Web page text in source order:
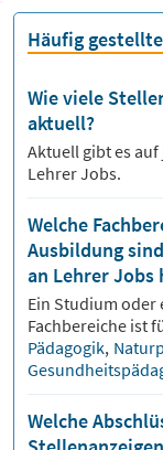
Häufig
Wie viele
aktuell?
Aktuell gibt es
Lehrer Jobs.
Welche
Ausbildung
an Lehrer Jobs
Ein Studium oder
Fachbereiche ist
Pädagogik,
Welche